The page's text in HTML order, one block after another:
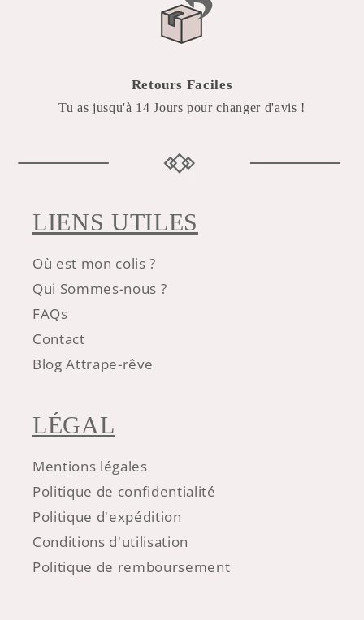
Retours Faciles
Tu as jusqu'à 14 Jours pour changer d'avis !
LIENS UTILES
Où est mon colis ?
Qui Sommes-nous ?
FAQs
Contact
Blog Attrape-rêve
LÉGAL
Mentions légales
Politique de confidentialité
Politique d'expédition
Conditions d'utilisation
Politique de remboursement